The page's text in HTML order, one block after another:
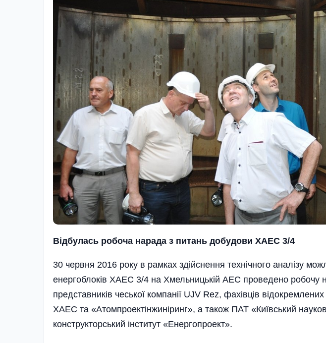
Відбулась робоча нарада з питань добудови ХАЕС 3/4
30 червня 2016 року в рамках здійснення технічного аналізу
енергоблоків ХАЕС 3/4 на Хмельницькій АЕС проведено робочу
представників чеської компанії UJV Rez, фахівців
ХАЕС та «Атомпроектінжиніринг», а також ПАТ «Київський
конструкторський інститут «Енергопроект».